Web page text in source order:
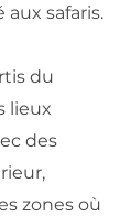
safaris.
du
lieux
des
zones où